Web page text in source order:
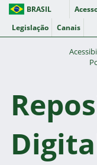
BRASIL
Legislação
Canais